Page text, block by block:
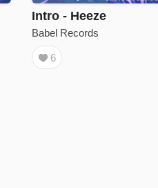
Intro - Heeze
Babel Records
6